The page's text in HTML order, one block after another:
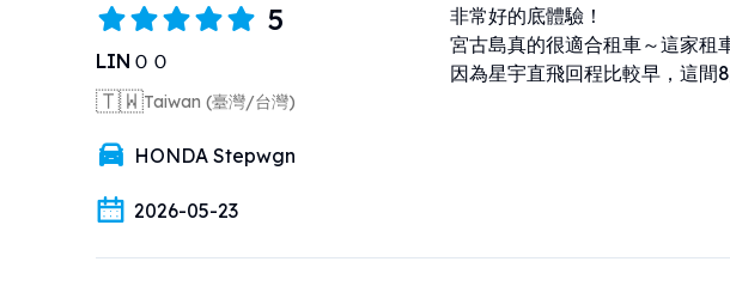
5
LINＯＯ
🇹🇼Taiwan (臺灣/台灣)
HONDA Stepwgn
2026-05-23
非常好的底體驗！
宮古島真的很適合租車～這家租
因為星宇直飛回程比較早，這間